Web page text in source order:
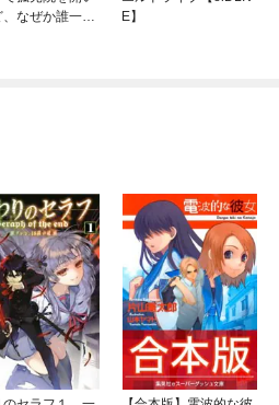
、なぜか誰一人
E】